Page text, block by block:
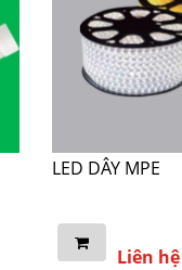
LED DÂY MPE
Liên hệ